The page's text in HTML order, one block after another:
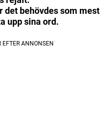
det behövdes som mest
upp sina ord.